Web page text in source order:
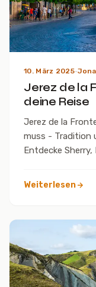
10. März 2025·
Jerez de la
deine Reise
Jerez de la
muss - Tradition
Entdecke
Weiterlesen